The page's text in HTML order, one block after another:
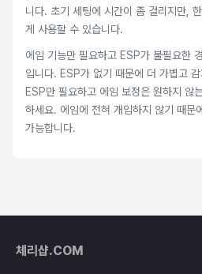
니다. 초기 세팅에 시간이 좀 걸리지만,
게 사용할 수 있습니다.
에임 기능만 필요하고 ESP가 불필요한
입니다. ESP가 없기 때문에 더 가볍고
ESP만 필요하고 에임 보정은 원하지 않
하세요. 에임에 전혀 개입하지 않기 때문
가능합니다.
체리샵.COM